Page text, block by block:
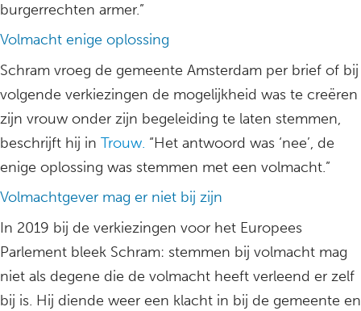
burgerrechten armer.”
Volmacht enige oplossing
Schram vroeg de gemeente Amsterdam per brief of bij
volgende verkiezingen de mogelijkheid was te creëren
zijn vrouw onder zijn begeleiding te laten stemmen,
beschrijft hij in Trouw. “Het antwoord was ‘nee’, de
enige oplossing was stemmen met een volmacht.”
Volmachtgever mag er niet bij zijn
In 2019 bij de verkiezingen voor het Europees
Parlement bleek Schram: stemmen bij volmacht mag
niet als degene die de volmacht heeft verleend er zelf
bij is. Hij diende weer een klacht in bij de gemeente en